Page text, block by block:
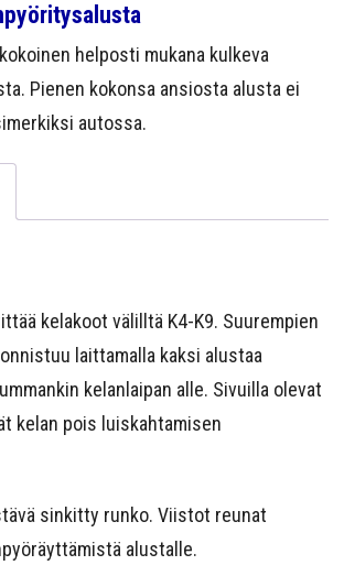
helposti mukana kulkeva
Pienen kokonsa ansiosta alusta ei
autossa.
kelakoot välilltä K4-K9. Suurempien
laittamalla kaksi alustaa
kelanlaipan alle. Sivuilla olevat
kelan pois luiskahtamisen
sinkitty runko. Viistot reunat
alustalle.